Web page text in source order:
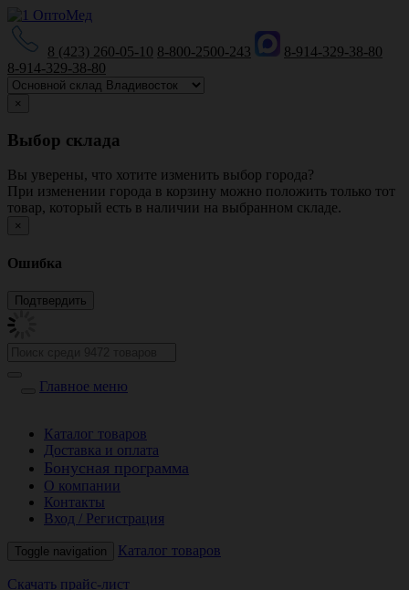
8 (423) 260-05-10 8-800-2500-243
8-914-329-38-80
8-914-329-38-80
×
Выбор склада
Вы уверены, что хотите изменить выбор города?
При изменении города в корзину можно положить только тот
товар, который есть в наличии на выбранном складе.
×
Ошибка
Главное меню
Каталог товаров
Доставка и оплата
Бонусная программа
О компании
Контакты
Вход / Регистрация
Toggle navigation Каталог товаров
Скачать прайс-лист